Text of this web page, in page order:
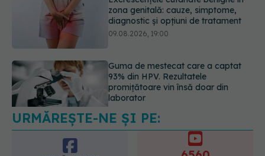
09.08.2026, 19:00
Guma de mestecat care a captat
laborator
09.08.2026, 18:00
să slăbești? Dieta care reduce cu
30% „energia” din fiecare gram de
URMĂREȘTE-NE ȘI PE:
URMĂRITORI 6560
ABONAȚI